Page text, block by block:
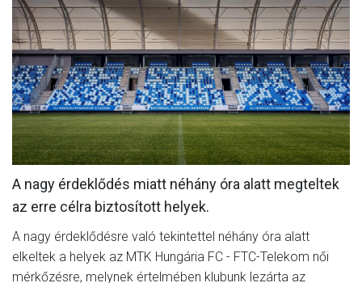
MÉRKŐZÉSEK
JELENTKEZÉS
KLUB
GALÉRIA
SZURKOLÓI ÉLMÉNYEK
SAJTÓ
A nagy érdeklődés miatt néhány óra alatt megteltek
az erre célra biztosított helyek.
A nagy érdeklődésre való tekintettel néhány óra alatt
elkeltek a helyek az MTK Hungária FC - FTC-Telekom női
mérkőzésre, melynek értelmében klubunk lezárta az